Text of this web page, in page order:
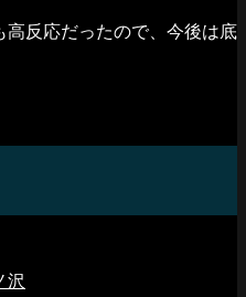
反応だったので、今後は底
沢